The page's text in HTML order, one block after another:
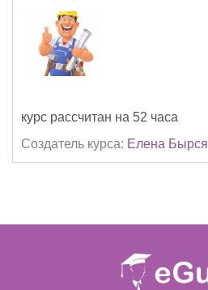
курс рассчитан на 52 часа
Создатель курса: Елена Бырся